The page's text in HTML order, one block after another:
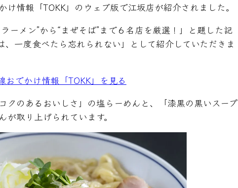
情報「TOKK」のウェブ版で江坂店が紹介されました。
ーメン”から“まぜそば”まで６名店を厳選！」と題した記
、一度食べたら忘れられない」として紹介していただきま
おでかけ情報「TOKK」を見る
クのあるおいしさ」の塩らーめんと、「漆黒の黒いスープ
取り上げられています。